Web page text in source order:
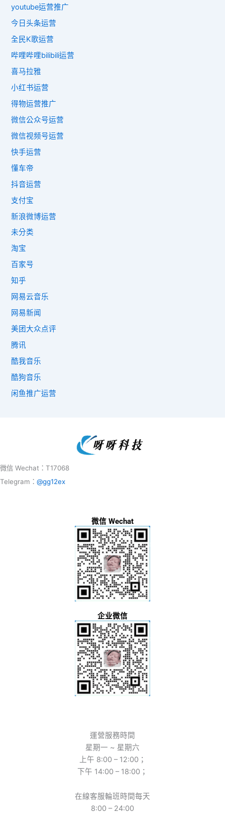
youtube运营推广
今日头条运营
全民K歌运营
哔哩哔哩bilibili运营
喜马拉雅
小红书运营
得物运营推广
微信公众号运营
微信视频号运营
快手运营
懂车帝
抖音运营
支付宝
新浪微博运营
未分类
淘宝
百家号
知乎
网易云音乐
网易新闻
美团大众点评
腾讯
酷我音乐
酷狗音乐
闲鱼推广运营
微信 Wechat：T17068
Telegram： @gg12ex
微信 Wechat
企业微信
運營服務時間
星期一 ~ 星期六
上午 8:00 – 12:00；
下午 14:00 – 18:00；
在線客服輪班時間每天
8:00 – 24:00